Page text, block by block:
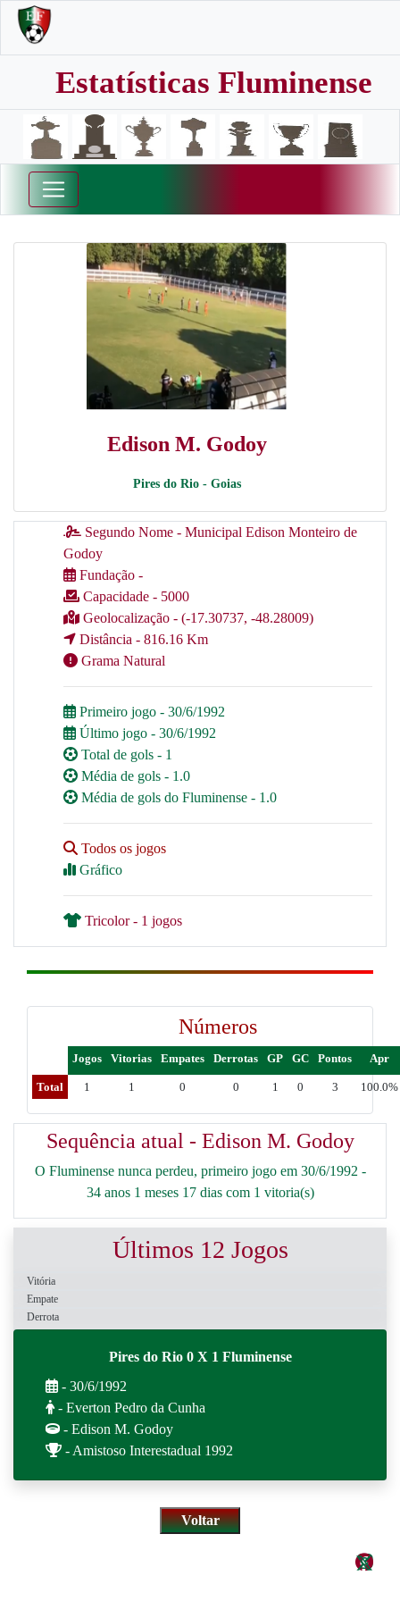
Estatísticas Fluminense
Edison M. Godoy
Pires do Rio - Goias
Segundo Nome - Municipal Edison Monteiro de
Godoy
Fundação -
Capacidade - 5000
Geolocalização - (-17.30737, -48.28009)
Distância - 816.16 Km
Grama Natural
Primeiro jogo - 30/6/1992
Último jogo - 30/6/1992
Total de gols - 1
Média de gols - 1.0
Média de gols do Fluminense - 1.0
Todos os jogos
Gráfico
Tricolor - 1 jogos
Números
Jogos Vitorias Empates Derrotas GP GC Pontos Apr
Total 1 1 0 0 1 0 3 100.0%
Sequência atual - Edison M. Godoy
O Fluminense nunca perdeu, primeiro jogo em 30/6/1992 -
34 anos 1 meses 17 dias com 1 vitoria(s)
Últimos 12 Jogos
Vitória
Empate
Derrota
Pires do Rio 0 X 1 Fluminense
- 30/6/1992
- Everton Pedro da Cunha
- Edison M. Godoy
- Amistoso Interestadual 1992